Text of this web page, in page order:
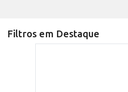
Filtros em Destaque